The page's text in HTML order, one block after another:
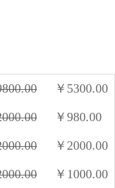
￥ 5300.00
￥ 980.00
￥ 2000.00
￥ 1000.00